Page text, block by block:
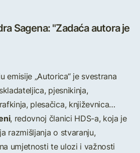
Sagena: "Zadaća autora je
emisije „Autorica“ je svestrana
pjesnikinja,
plesačica, književnica…
, redovnoj članici HDS-a, koja je
razmišljanja o stvaranju,
umjetnosti te ulozi i važnosti